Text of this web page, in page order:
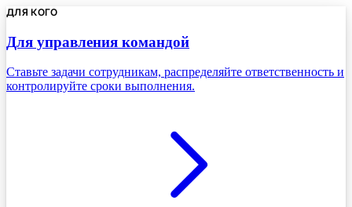
ДЛЯ КОГО
Для управления командой
Ставьте задачи сотрудникам, распределяйте ответственность и
контролируйте сроки выполнения.